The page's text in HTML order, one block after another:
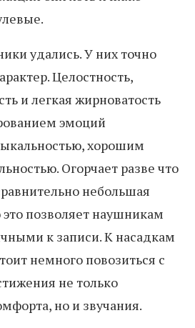
удались. У них точно
Целостность,
и легкая жирноватость
эмоций
хорошим
Огорчает разве что
небольшая
позволяет наушникам
к записи. К насадкам
немного повозиться с
не только
но и звучания.